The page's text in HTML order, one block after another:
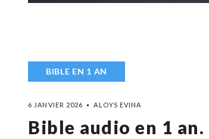
BIBLE EN 1 AN
6 JANVIER 2026 ALOYS EVINA
Bible audio en 1